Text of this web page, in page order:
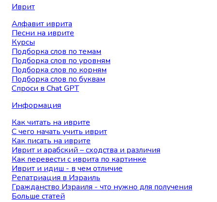
Иврит
Алфавит иврита
Песни на иврите
Курсы
Подборка слов по темам
Подборка слов по уровням
Подборка слов по корням
Подборка слов по буквам
Спроси в Chat GPT
Информация
Как читать на иврите
С чего начать учить иврит
Как писать на иврите
Иврит и арабский – сходства и различия
Как перевести с иврита по картинке
Иврит и идиш - в чем отличие
Репатриация в Израиль
Гражданство Израиля - что нужно для получения
Больше статей